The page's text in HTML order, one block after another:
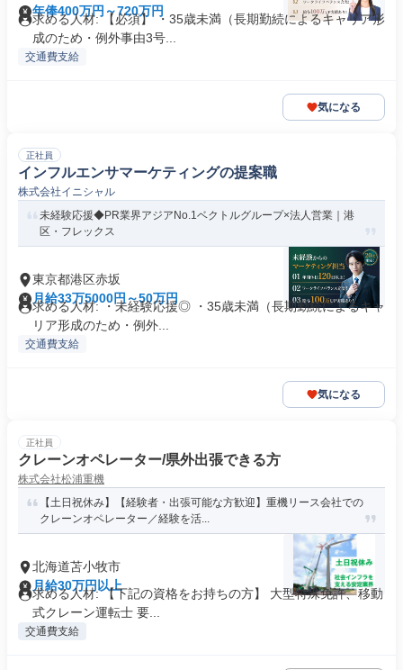
年俸400万円～720万円
求める人材: 【必須】 ・35歳未満（長期勤続によるキャリア形
成のため・例外事由3号...
交通費支給
気になる
正社員
インフルエンサマーケティングの提案職
株式会社イニシャル
未経験応援◆PR業界アジアNo.1ベクトルグループ×法人営業｜港
区・フレックス
東京都港区赤坂
月給33万5000円～50万円
求める人材: ・未経験応援◎ ・35歳未満（長期勤続によるキャ
リア形成のため・例外...
交通費支給
気になる
正社員
クレーンオペレーター/県外出張できる方
株式会社松浦重機
【土日祝休み】【経験者・出張可能な方歓迎】重機リース会社での
クレーンオペレーター／経験を活...
北海道苫小牧市
月給30万円以上
求める人材: 【下記の資格をお持ちの方】 大型特殊免許、移動
式クレーン運転士 要...
交通費支給